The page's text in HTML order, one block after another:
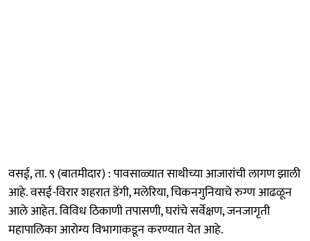
वसई, ता. ९ (बातमीदार) : पावसाळ्यात साथीच्या आजारांची लागण झाली
आहे. वसई-विरार शहरात डेंगी, मलेरिया, चिकनगुनियाचे रुग्ण आढळून
आले आहेत. विविध ठिकाणी तपासणी, घरांचे सर्वेक्षण, जनजागृती
महापालिका आरोग्य विभागाकडून करण्यात येत आहे.